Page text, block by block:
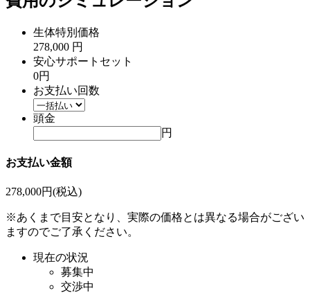
生体特別価格
278,000 円
安心サポートセット
0円
お支払い回数
頭金
円
お支払い金額
278,000円(税込)
※あくまで目安となり、実際の価格とは異なる場合がござい
ますのでご了承ください。
現在の状況
募集中
交渉中